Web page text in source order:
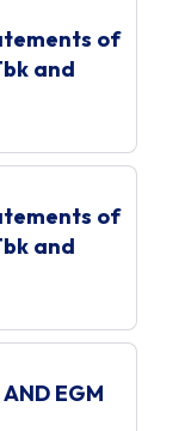
of
and
of
and
EGM